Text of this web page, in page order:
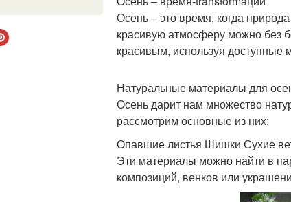
Осень – это время, когда
красивую атмосферу можно без
красивым, используя доступные
Натуральные материалы для
Осень дарит нам множество
рассмотрим основные из них:
Опавшие листья Шишки Сухие
Эти материалы можно найти в
композиций, венков или